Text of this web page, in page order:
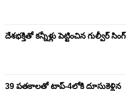
దేశభక్తితో కన్నీళ్లు పెట్టించిన గుల్వీర్ సింగ్
39 పతకాలతో టాప్-4లోకి దూసుకెళ్లిన